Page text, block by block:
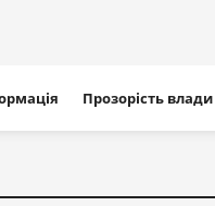
Прозорість влади